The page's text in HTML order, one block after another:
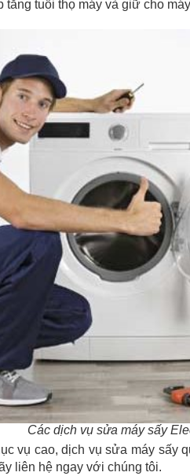
tuổi thọ máy và giữ cho
Các dịch vụ sửa máy sấy
vụ cao, dịch vụ sửa máy sấy
liên hệ ngay với chúng tôi.